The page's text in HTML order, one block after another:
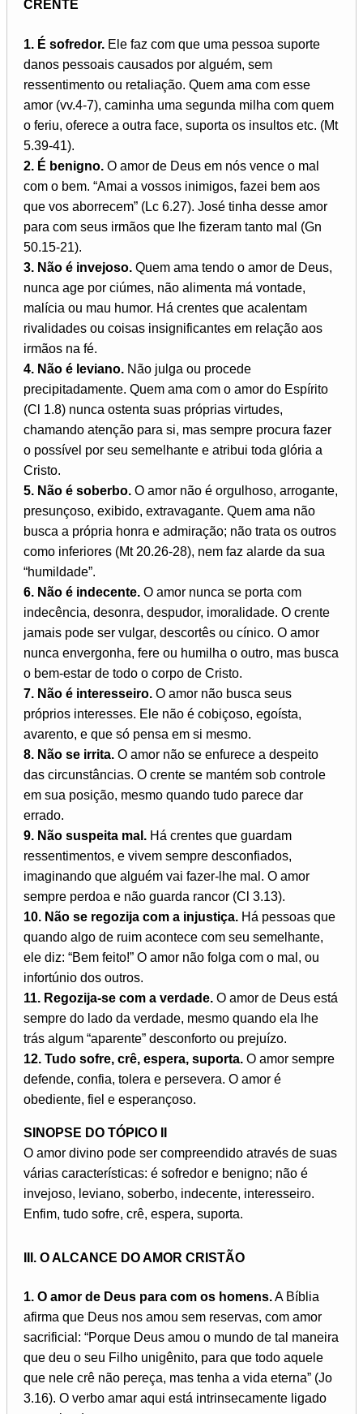
CRENTE
1. É sofredor. Ele faz com que uma pessoa suporte
danos pessoais causados por alguém, sem
ressentimento ou retaliação. Quem ama com esse
amor (vv.4-7), caminha uma segunda milha com quem
o feriu, oferece a outra face, suporta os insultos etc. (Mt
5.39-41).
2. É benigno. O amor de Deus em nós vence o mal
com o bem. “Amai a vossos inimigos, fazei bem aos
que vos aborrecem” (Lc 6.27). José tinha desse amor
para com seus irmãos que lhe fizeram tanto mal (Gn
50.15-21).
3. Não é invejoso. Quem ama tendo o amor de Deus,
nunca age por ciúmes, não alimenta má vontade,
malícia ou mau humor. Há crentes que acalentam
rivalidades ou coisas insignificantes em relação aos
irmãos na fé.
4. Não é leviano. Não julga ou procede
precipitadamente. Quem ama com o amor do Espírito
(Cl 1.8) nunca ostenta suas próprias virtudes,
chamando atenção para si, mas sempre procura fazer
o possível por seu semelhante e atribui toda glória a
Cristo.
5. Não é soberbo. O amor não é orgulhoso, arrogante,
presunçoso, exibido, extravagante. Quem ama não
busca a própria honra e admiração; não trata os outros
como inferiores (Mt 20.26-28), nem faz alarde da sua
“humildade”.
6. Não é indecente. O amor nunca se porta com
indecência, desonra, despudor, imoralidade. O crente
jamais pode ser vulgar, descortês ou cínico. O amor
nunca envergonha, fere ou humilha o outro, mas busca
o bem-estar de todo o corpo de Cristo.
7. Não é interesseiro. O amor não busca seus
próprios interesses. Ele não é cobiçoso, egoísta,
avarento, e que só pensa em si mesmo.
8. Não se irrita. O amor não se enfurece a despeito
das circunstâncias. O crente se mantém sob controle
em sua posição, mesmo quando tudo parece dar
errado.
9. Não suspeita mal. Há crentes que guardam
ressentimentos, e vivem sempre desconfiados,
imaginando que alguém vai fazer-lhe mal. O amor
sempre perdoa e não guarda rancor (Cl 3.13).
10. Não se regozija com a injustiça. Há pessoas que
quando algo de ruim acontece com seu semelhante,
ele diz: “Bem feito!” O amor não folga com o mal, ou
infortúnio dos outros.
11. Regozija-se com a verdade. O amor de Deus está
sempre do lado da verdade, mesmo quando ela lhe
trás algum “aparente” desconforto ou prejuízo.
12. Tudo sofre, crê, espera, suporta. O amor sempre
defende, confia, tolera e persevera. O amor é
obediente, fiel e esperançoso.
SINOPSE DO TÓPICO II
O amor divino pode ser compreendido através de suas
várias características: é sofredor e benigno; não é
invejoso, leviano, soberbo, indecente, interesseiro.
Enfim, tudo sofre, crê, espera, suporta.
III. O ALCANCE DO AMOR CRISTÃO
1. O amor de Deus para com os homens.A Bíblia
afirma que Deus nos amou sem reservas, com amor
sacrificial: “Porque Deus amou o mundo de tal maneira
que deu o seu Filho unigênito, para que todo aquele
que nele crê não pereça, mas tenha a vida eterna” (Jo
3.16). O verbo amar aqui está intrinsecamente ligado